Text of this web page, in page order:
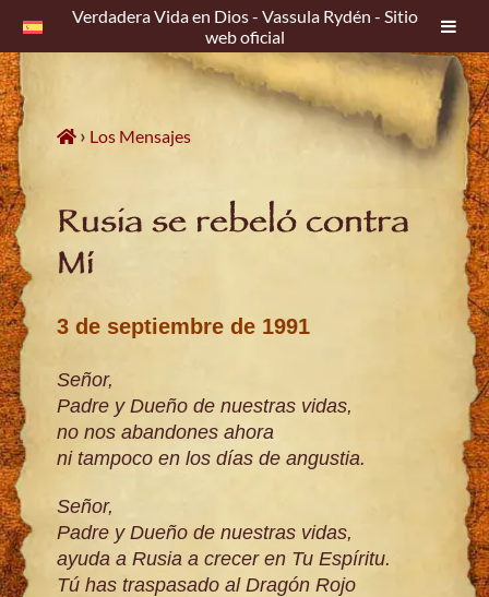
Verdadera Vida en Dios - Vassula Rydén - Sitio
web oficial
Skip
to
content
› Los Mensajes
Rusia se rebeló contra
Mí
3 de septiembre de 1991
Señor,
Padre y Dueño de nuestras vidas,
no nos abandones ahora
ni tampoco en los días de angustia.
Señor,
Padre y Dueño de nuestras vidas,
ayuda a Rusia a crecer en Tu Espíritu.
Tú has traspasado al Dragón Rojo